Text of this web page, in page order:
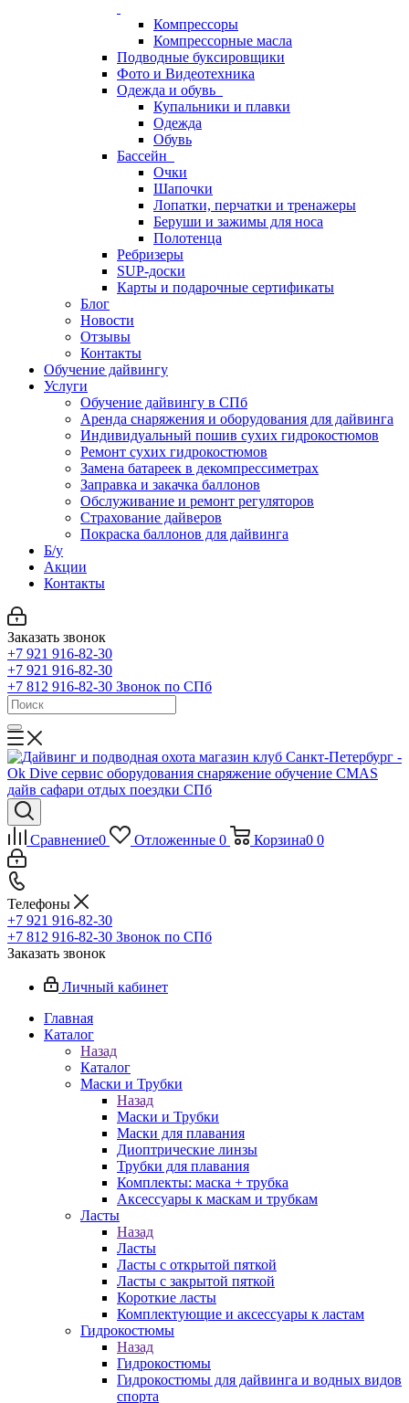
Компрессоры
Компрессорные масла
Подводные буксировщики
Фото и Видеотехника
Одежда и обувь
Купальники и плавки
Одежда
Обувь
Бассейн
Очки
Шапочки
Лопатки, перчатки и тренажеры
Беруши и зажимы для носа
Полотенца
Ребризеры
SUP-доски
Карты и подарочные сертификаты
Блог
Новости
Отзывы
Контакты
Обучение дайвингу
Услуги
Обучение дайвингу в СПб
Аренда снаряжения и оборудования для дайвинга
Индивидуальный пошив сухих гидрокостюмов
Ремонт сухих гидрокостюмов
Замена батареек в декомпрессиметрах
Заправка и закачка баллонов
Обслуживание и ремонт регуляторов
Страхование дайверов
Покраска баллонов для дайвинга
Б/у
Акции
Контакты
Заказать звонок
+7 921 916-82-30
+7 921 916-82-30
+7 812 916-82-30 Звонок по СПб
Сравнение0 Отложенные 0 Корзина0 0
Телефоны
+7 921 916-82-30
+7 812 916-82-30 Звонок по СПб
Заказать звонок
Личный кабинет
Главная
Каталог
Назад
Каталог
Маски и Трубки
Назад
Маски и Трубки
Маски для плавания
Диоптрические линзы
Трубки для плавания
Комплекты: маска + трубка
Аксессуары к маскам и трубкам
Ласты
Назад
Ласты
Ласты с открытой пяткой
Ласты с закрытой пяткой
Короткие ласты
Комплектующие и аксессуары к ластам
Гидрокостюмы
Назад
Гидрокостюмы
Гидрокостюмы для дайвинга и водных видов
спорта